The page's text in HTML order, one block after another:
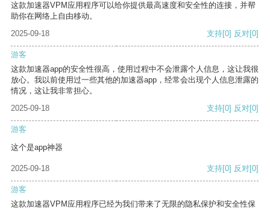
这款加速器VPM应用程序可以给你提供最高速度和安全性的连接，并帮
助你在网络上自由移动。
2025-09-18
支持[0] 反对[0]
游客
这款加速器app的安全性很高，使用过程中不会泄露个人信息，这让我很
放心。我以前使用过一些其他的加速器app，经常会出现个人信息泄露的
情况，这让我非常担心。
2025-09-18
支持[0] 反对[0]
游客
这个是app神器
2025-09-18 支持[0] 反对[0]
游客
这款加速器VPM应用程序已经为我们带来了无限的隐私保护和安全性保